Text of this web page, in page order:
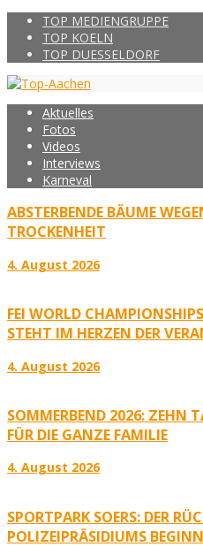
TOP MEDIENGRUPPE
TOP KOELN
TOP DUESSELDORF
Aktuelles
Fotos
Videos
Interviews
Karneval
ABSTERBENDE BÄUME
TROCKENHEIT
4. August 2026
FEI WORLD
STEHT IM HERZEN DER
4. August 2026
SOMMERBEND 2026: ZEHN
FÜR DIE GANZE FAMILIE
4. August 2026
SPORTPARK SOERS: DER
POLIZEIPRÄSIDIUMS